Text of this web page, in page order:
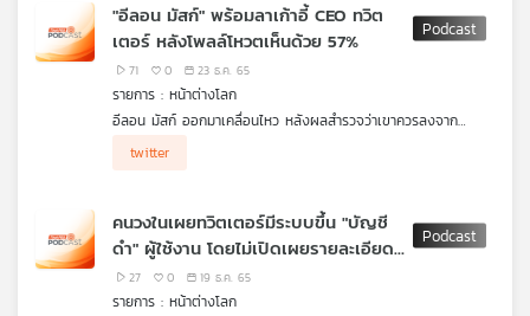
"อีลอน มัสก์" พร้อมลาเก้าอี้ CEO ทวิต
เตอร์ หลังโพลล์โหวตเห็นด้วย 57%
71 0 23 ธ.ค. 65
รายการ : หน้าต่างโลก
อีลอน มัสก์ ออกมาเคลื่อนไหว หลังผลสำรวจว่าเขาควรลงจาก
เห็นด้วยไปแล้ว 57% โดยเขาออกตัวว่า พร้อมจะลาออกจากตำแหน่ง
เกิดขึ้นหลังจากทวิตเตอร์ ประกาศนโยบายใหม่ว่า จะไม่อนุญาตให้ผู้ใช้
ทวิตเตอร์ ทำการโฆษณาบัญชีจากแพลตฟอร์มสื่อสังคมออนไลน์อื่น
ๆ รวมถึง Facebook, Instagram และ Mastodon ซึ่งเป็นคู่แข่งของ
ทวิตเตอร์
twitter
คนวงในเผยทวิตเตอร์มีระบบขึ้น "บัญชี
ดำ" ผู้ใช้งาน โดยไม่เปิดเผยรายละเอียด
ให้ผู้ใช้งานทราบ
27 0 19 ธ.ค. 65
รายการ : หน้าต่างโลก